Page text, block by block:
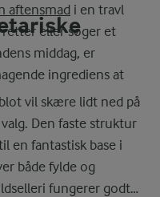
aftensmad i en travl
eller søger et
middag, er
ingrediens at
vil skære lidt ned på
Den faste struktur
en fantastisk base i
både fylde og
fungerer godt i